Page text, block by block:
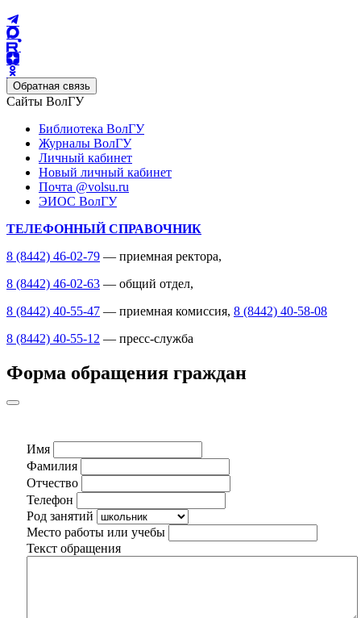
Обратная связь
Сайты ВолГУ
Библиотека ВолГУ
Журналы ВолГУ
Личный кабинет
Новый личный кабинет
Почта @volsu.ru
ЭИОС ВолГУ
ТЕЛЕФОННЫЙ СПРАВОЧНИК
8 (8442) 46-02-79 — приемная ректора,
8 (8442) 46-02-63 — общий отдел,
8 (8442) 40-55-47 — приемная комиссия, 8 (8442) 40-58-08
8 (8442) 40-55-12 — пресс-служба
Форма обращения граждан
Имя
Фамилия
Отчество
Телефон
Род занятий
Место работы или учебы
Текст обращения